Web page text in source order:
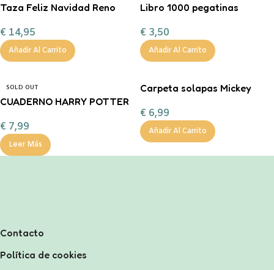
Taza Feliz Navidad Reno
personalizable con
chocolate a la taza, nub
€ 14,95
Añadir Al Carrito
Libro 1000 pegatinas
€ 3,50
Añadir Al Carrito
SOLD OUT
CUADERNO HARRY POTTER
€ 7,99
Leer Más
Carpeta solapas Mickey
€ 6,99
Añadir Al Carrito
Contacto
Política de cookies